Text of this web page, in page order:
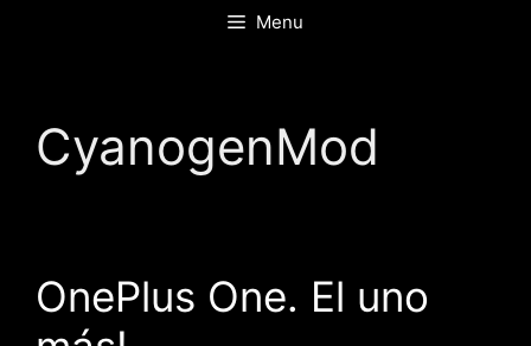
Menu
CyanogenMod
OnePlus One. El uno